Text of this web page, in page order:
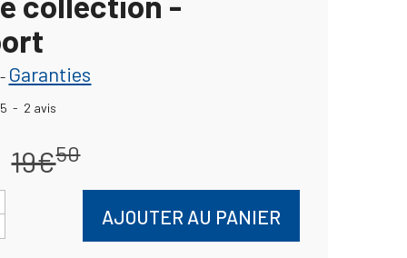
Garanties
5 - 2 avis
19€50
AJOUTER AU PANIER